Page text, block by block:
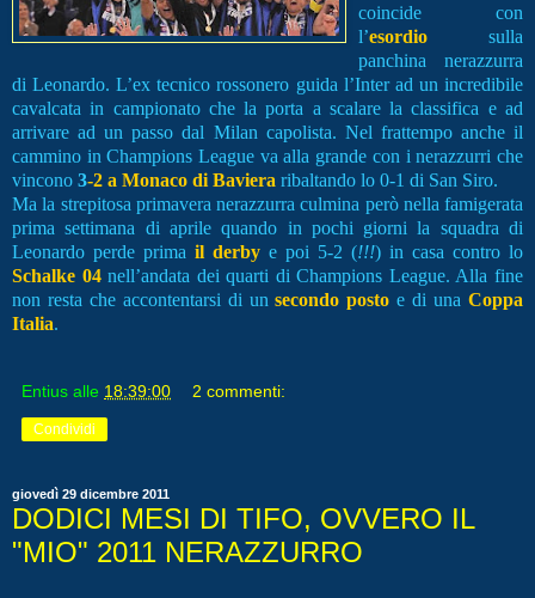
coincide con
l’esordio sulla
panchina nerazzurra
di Leonardo. L’ex tecnico rossonero guida l’Inter ad un incredibile
cavalcata in campionato che la porta a scalare la classifica e ad
arrivare ad un passo dal Milan capolista. Nel frattempo anche il
cammino in Champions League va alla grande con i nerazzurri che
vincono 3-2 a Monaco di Baviera ribaltando lo 0-1 di San Siro.
Ma la strepitosa primavera nerazzurra culmina però nella famigerata
prima settimana di aprile quando in pochi giorni la squadra di
Leonardo perde prima il derby e poi 5-2 (!!!) in casa contro lo
Schalke 04nell’andata dei quarti di Champions League. Alla fine
non resta che accontentarsi di unsecondo posto e di unaCoppa
Italia.
Entius alle 18:39:00 2 commenti:
Condividi
giovedì 29 dicembre 2011
DODICI MESI DI TIFO, OVVERO IL
"MIO" 2011 NERAZZURRO